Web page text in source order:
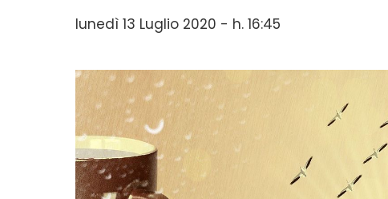
lunedì 13 Luglio 2020 - h. 16:45